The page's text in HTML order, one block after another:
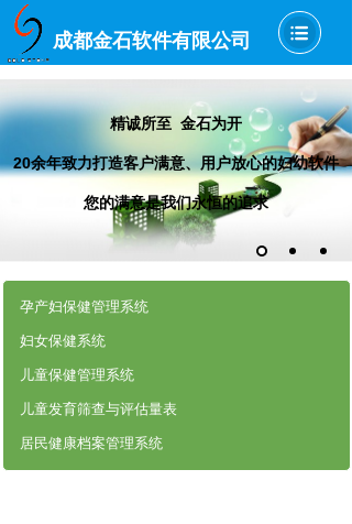
成都金石软件有限公司
精诚所至 金石为开
20余年致力打造客户满意、用户放心的妇幼软件
您的满意是我们永恒的追求
孕产妇保健管理系统
妇女保健系统
儿童保健管理系统
儿童发育筛查与评估量表
居民健康档案管理系统